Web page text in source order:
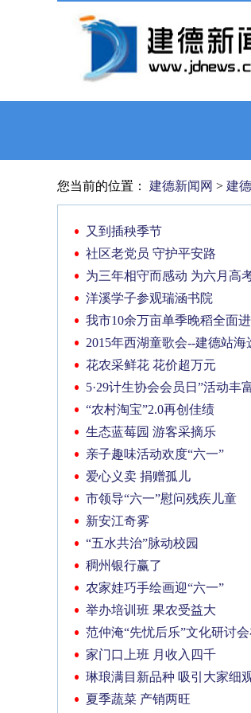
您当前的位置： 建德新闻网 > 建
又到插秧季节
社区老党员 守护平安路
为三年相守而感动 为六月高
洋溪学子参观瑞涵书院
我市10余万亩单季晚稻全面
2015年西湖童歌会--建德站海
花农采鲜花 花价超万元
5·29计生协会会员日”活动丰
“农村淘宝”2.0再创佳绩
生态蓝莓园 游客采摘乐
亲子趣味活动欢度“六一”
爱心义卖 捐赠孤儿
市领导“六一”慰问残疾儿童
新安江奇雾
“五水共治”脉动校园
稠州银行赢了
农家娃巧手绘画迎“六一”
举办培训班 果农受益大
范仲淹“先忧后乐”文化研讨
家门口上班 月收入四千
琳琅满目新品种 吸引大家细
夏季蔬菜 产销两旺